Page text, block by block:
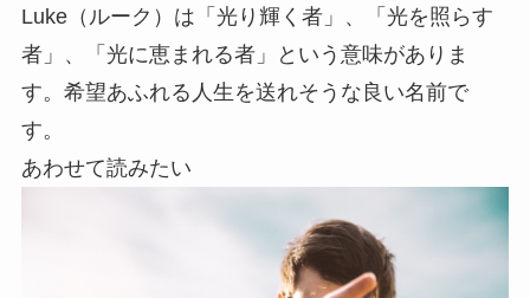
Luke（ルーク）は 「光り輝く者」、「光を照らす
者」、「光に恵まれる者」
という意味がありま
す。希望あふれる人生を送れそうな良い名前で
す。
あわせて読みたい